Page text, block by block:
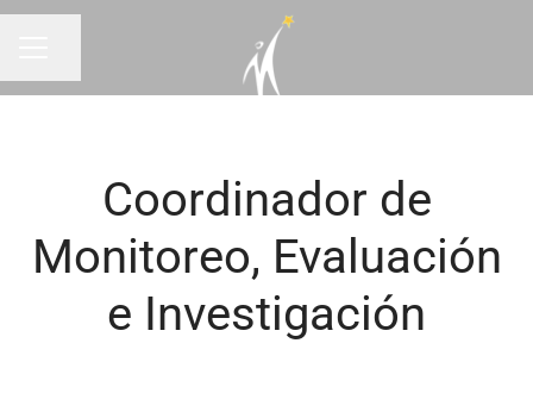
Coordinador de
Monitoreo, Evaluación
e Investigación